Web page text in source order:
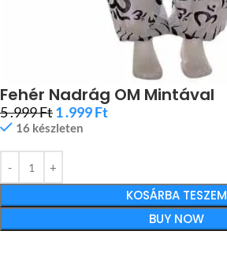
Fehér Nadrág OM Mintával
5 .999Ft1 .999Ft
16 készleten
KOSÁRBA TESZEM
BUY NOW